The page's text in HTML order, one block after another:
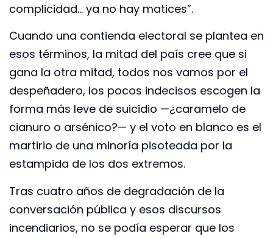
complicidad… ya no hay matices”.
Cuando una contienda electoral se plantea en
esos términos, la mitad del país cree que si
gana la otra mitad, todos nos vamos por el
despeñadero, los pocos indecisos escogen la
forma más leve de suicidio —¿caramelo de
cianuro o arsénico?— y el voto en blanco es el
martirio de una minoría pisoteada por la
estampida de los dos extremos.
Tras cuatro años de degradación de la
conversación pública y esos discursos
incendiarios, no se podía esperar que los